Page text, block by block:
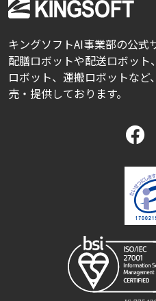
キングソフトAI事業部の公式
配膳ロボットや配送ロボッ
ロボット、運搬ロボットな
売・提供しております。